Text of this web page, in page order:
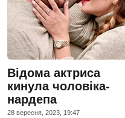
Відома актриса
кинула чоловіка-
нардепа
28 вересня, 2023, 19:47